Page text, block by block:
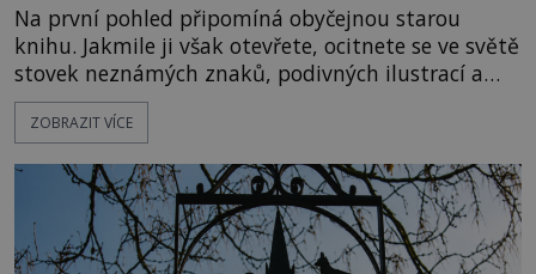
Na první pohled připomíná obyčejnou starou
knihu. Jakmile ji však otevřete, ocitnete se ve světě
stovek neznámých znaků, podivných ilustrací a
textu, který už téměř dvě století vzdoruje všem
pokusům o rozluštění. Rohoncský kodex patří mezi
jistotou neví, kdo jej napsal, kdy vznikl ani co
vlastně vypráví. Rohoncský kodex se poprvé
objevuje v roce
ZOBRAZIT VÍCE